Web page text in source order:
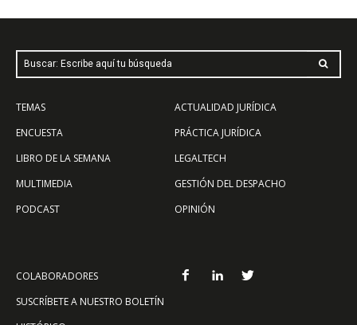
Buscar: Escribe aquí tu búsqueda
TEMAS
ENCUESTA
LIBRO DE LA SEMANA
MULTIMEDIA
PODCAST
ACTUALIDAD JURÍDICA
PRÁCTICA JURÍDICA
LEGALTECH
GESTIÓN DEL DESPACHO
OPINIÓN
COLABORADORES
SUSCRÍBETE A NUESTRO BOLETÍN